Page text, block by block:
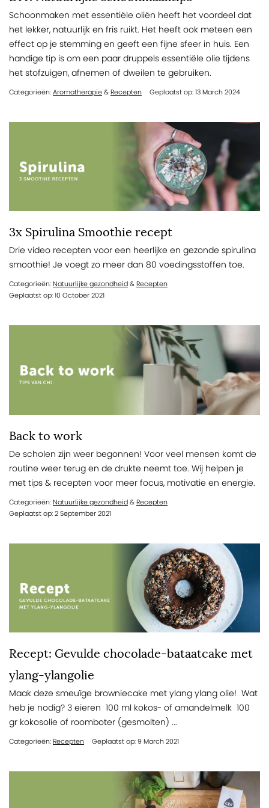
Schoonmaken met essentiële oliën heeft het voordeel dat
het lekker, natuurlijk en fris ruikt. Het heeft ook meteen een
effect op je stemming en geeft een fijne sfeer in huis. Een
handige tip is om een paar druppels essentiële olie tijdens
het stofzuigen, afnemen of dweilen te gebruiken.
Categorieën:Aromatherapie&Recepten Geplaatst op: 13 March 2024
3x Spirulina Smoothie recept
Drie video recepten voor een heerlijke en gezonde spirulina
smoothie! Je voegt zo meer dan 80 voedingsstoffen toe.
Categorieën:Natuurlijke gezondheid&Recepten
Geplaatst op: 10 October 2021
Back to work
De scholen zijn weer begonnen! Voor veel mensen komt de
routine weer terug en de drukte neemt toe. Wij helpen je
met tips & recepten voor meer focus, motivatie en energie.
Categorieën:Natuurlijke gezondheid&Recepten
Geplaatst op: 2 September 2021
Recept: Gevulde chocolade-bataatcake met
ylang-ylangolie
Maak deze smeuïge browniecake met ylang ylang olie! Wat
heb je nodig? 3 eieren 100 ml kokos- of amandelmelk 100
gr kokosolie of roomboter (gesmolten) ...
Categorieën:Recepten Geplaatst op: 9 March 2021